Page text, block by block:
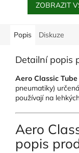
ZOBRAZIT
Popis Diskuze
Detailní popis
Aero Classic
pneumatiky)
používají na
Aero
popis